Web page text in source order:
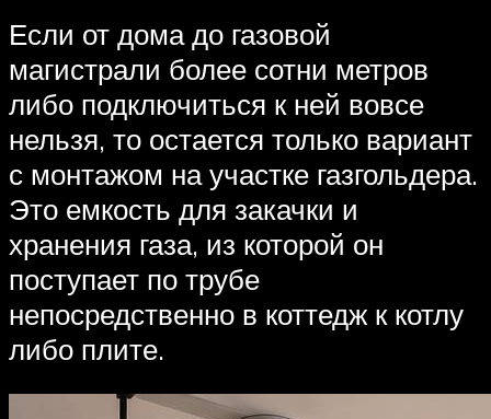
Если от дома до газовой
магистрали более сотни метров
либо подключиться к ней вовсе
нельзя, то остается только вариант
с монтажом на участке газгольдера.
Это емкость для закачки и
хранения газа, из которой он
поступает по трубе
непосредственно в коттедж к котлу
либо плите.